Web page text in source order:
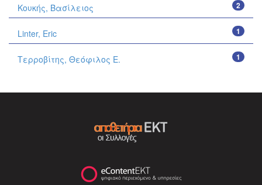
2
Κουκής, Βασίλειος
1
Linter, Eric
1
Τερροβίτης, Θεόφιλος Ε.